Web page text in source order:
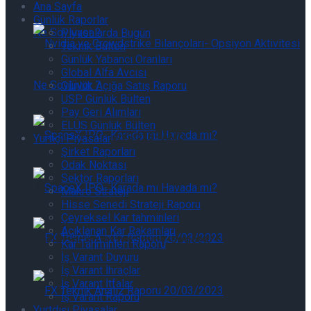
Bilanço Günlükleri 2Q26- AMD
Başlamadan Bitmiş Savaş, SpaceX
FX Teknik Analiz Raporu 05/08/2026
Bilanço Günlükleri 2Q26- AMD
Başlamadan Bitmiş Savaş, SpaceX
Ana Sayfa
Günlük Raporlar
Piyasalarda Bugün
Teknik Bülten
Günlük Yabancı Oranları
Global Alfa Avcısı
Günlük Açığa Satış Raporu
USP Günlük Bülten
Pay Geri Alımları
ELÜS Günlük Bülten
Yurtiçi Piyasalar
Şirket Raporları
Odak Noktası
Sektör Raporları
Makro Strateji
Hisse Senedi Strateji Raporu
Çeyreksel Kar tahminleri
Açıklanan Kar Rakamları
Kar Tahminleri Raporu
İş Varant Duyuru
İş Varant İhraçlar
İş Varant İtfalar
İş Varant Raporu